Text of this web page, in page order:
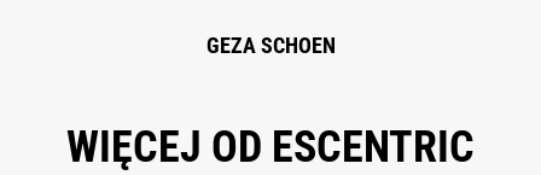
PHENOXYETHANOL, XANTHAN GUM, CETEARYL ALCOHOL, LACTIC ACID,
GEZA SCHOEN
WIĘCEJ OD ESCENTRIC